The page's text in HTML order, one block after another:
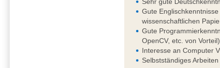
Sehr gute
Gute
wissenschaftlichen
Gute
OpenCV, etc. von Vorteil)
Interesse an Computer
Selbstständiges